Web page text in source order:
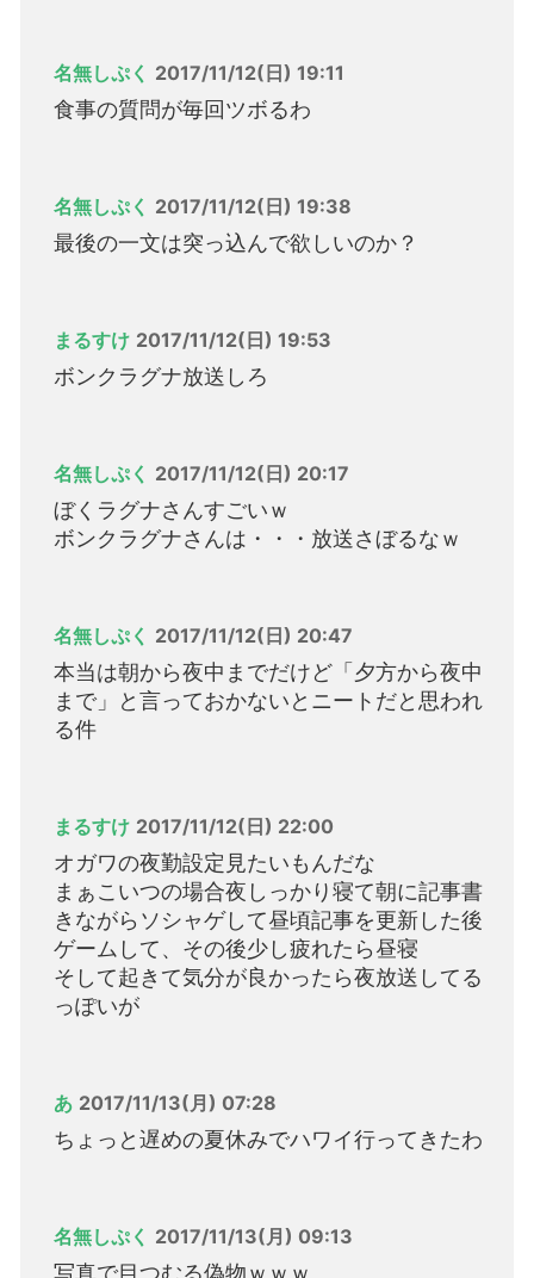
名無しぷく 2017/11/12(日) 19:11
食事の質問が毎回ツボるわ
名無しぷく 2017/11/12(日) 19:38
最後の一文は突っ込んで欲しいのか？
まるすけ 2017/11/12(日) 19:53
ボンクラグナ放送しろ
名無しぷく 2017/11/12(日) 20:17
ぼくラグナさんすごいｗ
ボンクラグナさんは・・・放送さぼるなｗ
名無しぷく 2017/11/12(日) 20:47
本当は朝から夜中までだけど「夕方から夜中
まで」と言っておかないとニートだと思われ
る件
まるすけ 2017/11/12(日) 22:00
オガワの夜勤設定見たいもんだな
まぁこいつの場合夜しっかり寝て朝に記事書
きながらソシャゲして昼頃記事を更新した後
ゲームして、その後少し疲れたら昼寝
そして起きて気分が良かったら夜放送してる
っぽいが
あ 2017/11/13(月) 07:28
ちょっと遅めの夏休みでハワイ行ってきたわ
名無しぷく 2017/11/13(月) 09:13